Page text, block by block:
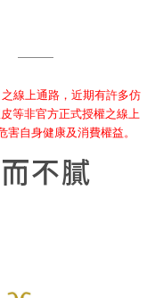
線上通路，近期有許多仿
等非官方正式授權之線上
自身健康及消費權益。
不膩